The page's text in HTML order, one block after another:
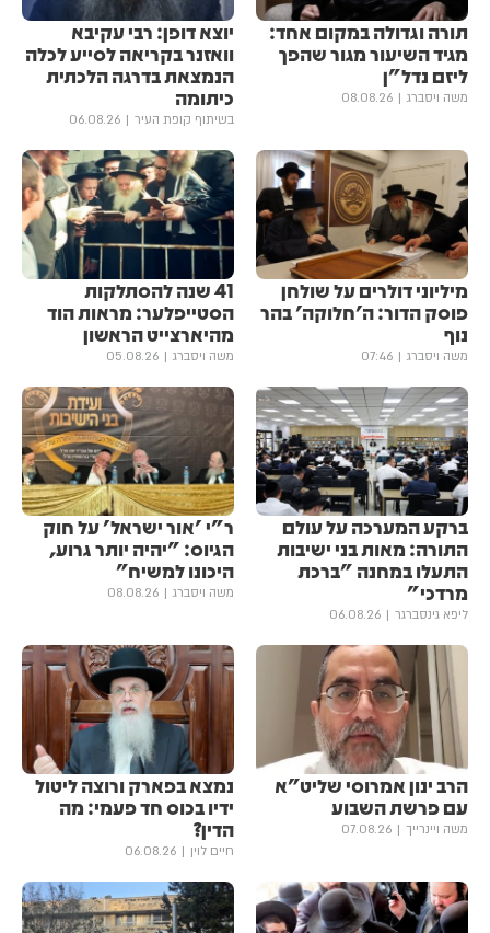
תורה וגדולה במקום אחד:
מגיד השיעור מגור שהפך
ליזם נדל"ן
משה ויסברג 08.08.26
יוצא דופן: רבי עקיבא
וואזנר בקריאה לסייע לכלה
הנמצאת בדרגה הלכתית
כיתומה
בשיתוף קופת העיר 06.08.26
מיליוני דולרים על שולחן
פוסק הדור: ה'חלוקה' בהר
נוף
משה ויסברג 07:46
41 שנה להסתלקות
הסטייפלער: מראות הוד
מהיארצייט הראשון
משה ויסברג 05.08.26
ברקע המערכה על עולם
התורה: מאות בני ישיבות
התעלו במחנה "ברכת
מרדכי"
ליפא גינסברגר 06.08.26
ר"י 'אור ישראל' על חוק
הגיוס: "יהיה יותר גרוע,
היכונו למשיח"
משה ויסברג 08.08.26
הרב ינון אמרוסי שליט"א
עם פרשת השבוע
משה ויינרייך 07.08.26
נמצא בפארק ורוצה ליטול
ידיו בכוס חד פעמי: מה
הדין?
חיים לוין 06.08.26